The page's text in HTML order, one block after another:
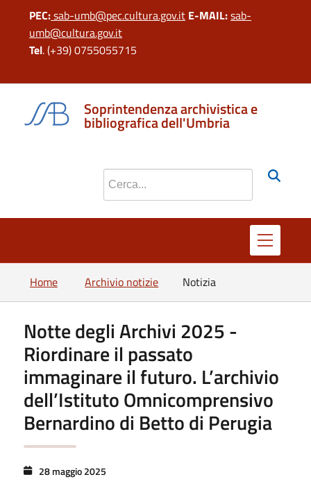
PEC:sab-umb@pec.cultura.gov.it E-MAIL:sab-
umb@cultura.gov.it
Tel. (+39) 0755055715
Soprintendenza archivistica e
bibliografica dell'Umbria
Cerca nel sito
Home Archivio notizie Notizia
Notte degli Archivi 2025 -
Riordinare il passato
immaginare il futuro. L’archivio
dell’Istituto Omnicomprensivo
Bernardino di Betto di Perugia
28 maggio 2025